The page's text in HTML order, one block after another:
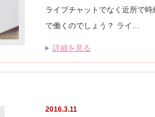
ライブチャットでなく近所で時
で働くのでしょう？ ライ…
詳細を見る
2016.3.11